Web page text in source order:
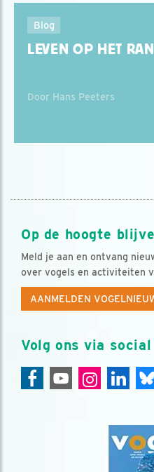
Blog
LEVEN OP HET
Door Hans Peeters
Op de hoogte
Meld je aan en ontvang
over vogels en activiteiten
AANMELDEN
Volg ons via social